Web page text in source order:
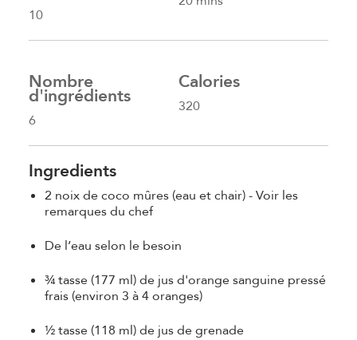
10
Nombre
d'ingrédients
6
Calories
320
Ingredients
2 noix de coco mûres (eau et chair) - Voir les
remarques du chef
De l’eau selon le besoin
¾ tasse (177 ml) de jus d'orange sanguine pressé
frais (environ 3 à 4 oranges)
½ tasse (118 ml) de jus de grenade